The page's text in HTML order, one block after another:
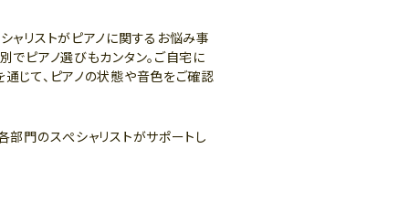
ャリストがピアノに関するお悩み事
でピアノ選びもカンタン。ご自宅に
じて、ピアノの状態や音色をご確認
部門のスぺシャリストがサポートし